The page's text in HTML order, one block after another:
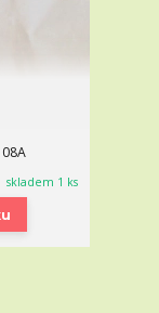
skladem 1 ks